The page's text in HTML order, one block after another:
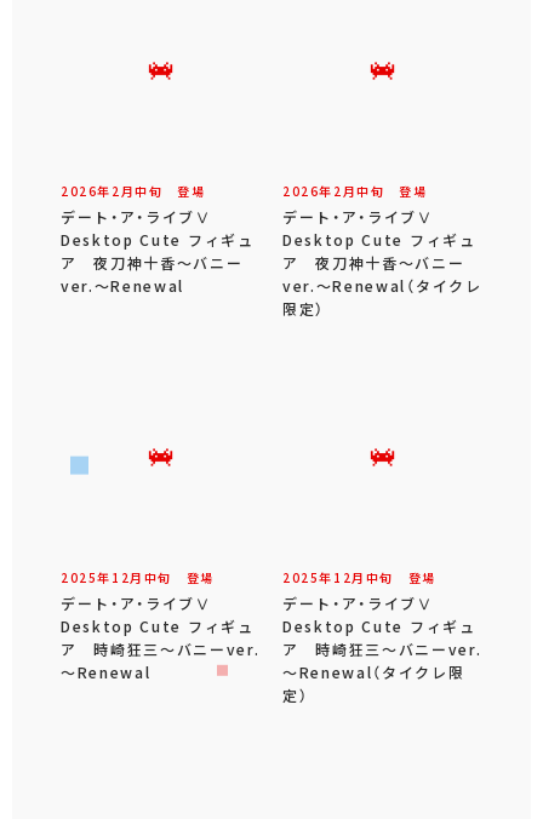
2026年 2 月中旬 登場
デート・ア・ライブⅤ
Desktop Cute フィギュ
ア 夜刀神十香～バニー
ver.～Renewal
2026年 2 月中旬 登場
デート・ア・ライブⅤ
Desktop Cute フィギュ
ア 夜刀神十香～バニー
ver.～Renewal（タイクレ
限定）
2025年 12 月 中旬 登場
デート・ア・ライブⅤ
Desktop Cute フィギュ
ア 時崎狂三～バニーver.
～Renewal
2025年 12 月 中旬 登場
デート・ア・ライブⅤ
Desktop Cute フィギュ
ア 時崎狂三～バニーver.
～Renewal（タイクレ限
定）